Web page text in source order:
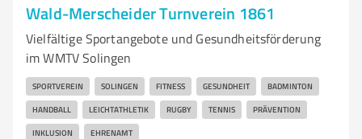
Wald-Merscheider Turnverein 1861
Vielfältige Sportangebote und Gesundheitsförderung
im WMTV Solingen
SPORTVEREIN SOLINGEN FITNESS GESUNDHEIT BADMINTON
HANDBALL LEICHTATHLETIK RUGBY TENNIS PRÄVENTION
INKLUSION EHRENAMT